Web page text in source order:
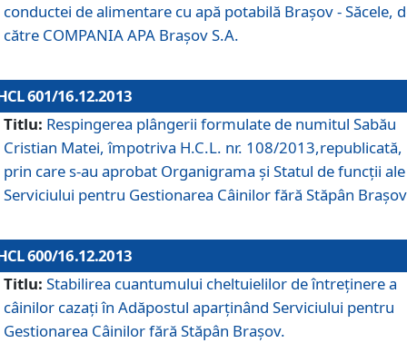
conductei de alimentare cu apă potabilă Braşov - Săcele,
către COMPANIA APA Braşov S.A.
601/16.12.2013
Titlu: Respingerea plângerii formulate de numitul Sabău
Cristian Matei, împotriva H.C.L. nr. 108/2013,republicată,
prin care s-au aprobat Organigrama şi Statul de funcţii ale
Serviciului pentru Gestionarea Câinilor fără Stăpân
600/16.12.2013
Titlu: Stabilirea cuantumului cheltuielilor de întreţinere a
câinilor cazaţi în Adăpostul aparţinând Serviciului pentru
Gestionarea Câinilor fără Stăpân Braşov.